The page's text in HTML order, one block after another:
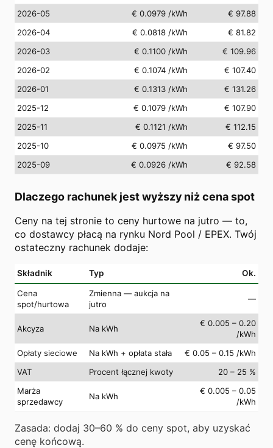
2026-05
€ 0.0979 /kWh
€ 97.88
2026-04
€ 0.0818 /kWh
€ 81.82
2026-03
€ 0.1100 /kWh
€ 109.96
2026-02
€ 0.1074 /kWh
€ 107.40
2026-01
€ 0.1313 /kWh
€ 131.26
2025-12
€ 0.1079 /kWh
€ 107.90
2025-11
€ 0.1121 /kWh
€ 112.15
2025-10
€ 0.0975 /kWh
€ 97.50
2025-09
€ 0.0926 /kWh € 92.58
Dlaczego rachunek jest wyższy niż cena spot
Ceny na tej stronie to ceny hurtowe na jutro — to,
co dostawcy płacą na rynku Nord Pool / EPEX. Twój
ostateczny rachunek dodaje:
Składnik Typ Ok.
Cena
spot/hurtowa
Zmienna — aukcja na
jutro
—
Akcyza Na kWh
€ 0.005 – 0.20
/kWh
Opłaty sieciowe
Na kWh + opłata stała
€ 0.05 – 0.15 /kWh
VAT
Procent łącznej kwoty
20 – 25 %
Marża
sprzedawcy
Na kWh
€ 0.005 – 0.05
/kWh
Zasada: dodaj 30–60 % do ceny spot, aby uzyskać
cenę końcową.